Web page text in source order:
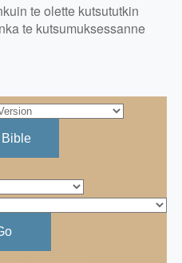
te olette kutsututkin
te kutsumuksessanne